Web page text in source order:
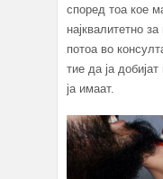
според тоа кое
најквалитетно
потоа во
тие да ја
ја имаат.